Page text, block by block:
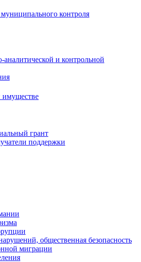
контроля
и контрольной
имуществе
грант
поддержки
общественная безопасность
миграции